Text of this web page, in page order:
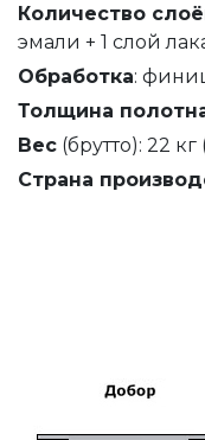
Количество
эмали + 1 слой
Обработка:
Толщина
Вес (брутто): 22
Страна